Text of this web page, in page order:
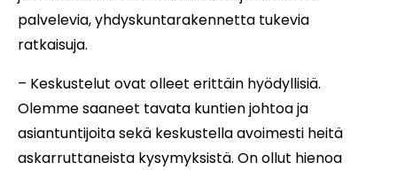
palvelevia, yhdyskuntarakennetta tukevia
ratkaisuja.
– Keskustelut ovat olleet erittäin hyödyllisiä.
Olemme saaneet tavata kuntien johtoa ja
asiantuntijoita sekä keskustella avoimesti heitä
askarruttaneista kysymyksistä. On ollut hienoa